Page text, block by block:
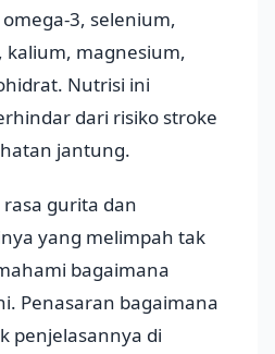
3, selenium,
kalium, magnesium,
Nutrisi ini
dari risiko stroke
jantung.
gurita dan
yang melimpah tak
bagaimana
Penasaran bagaimana
penjelasannya di